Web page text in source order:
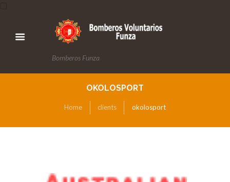
Bomberos Funza
OKOLOSPORT
Home clients okolosport